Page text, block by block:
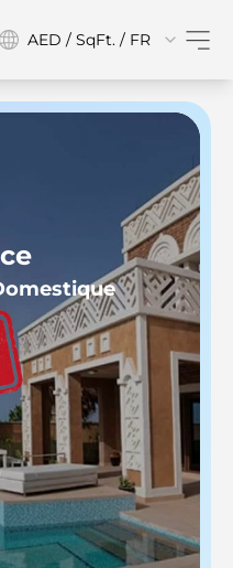
AED / SqFt. / FR